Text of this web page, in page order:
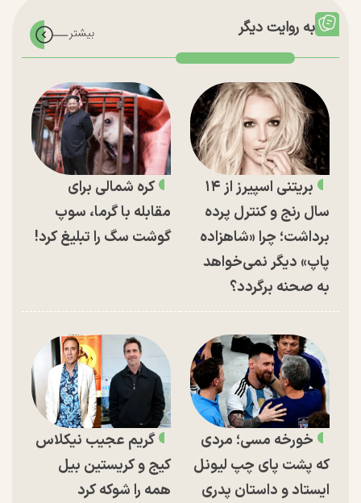
به روایت دیگر
بریتنی اسپیرز از ۱۴
سال رنج و کنترل پرده
برداشت؛ چرا «شاهزاده
پاپ» دیگر نمی‌خواهد
به صحنه برگردد؟
کره شمالی برای
مقابله با گرما، سوپ
گوشت سگ را تبلیغ کرد!
خورخه مسی؛ مردی
که پشت پای چپ لیونل
ایستاد و داستان پدری
گریم عجیب نیکلاس
کیج و کریستین بیل
همه را شوکه کرد